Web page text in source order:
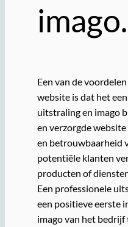
imago.
Een van de
website is dat het
uitstraling en imago
en verzorgde
en betrouwbaarheid
potentiële klanten
producten of
Een professionele
een positieve eerste
imago van het